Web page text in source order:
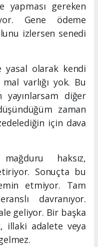
yapması gereken
Gene ödeme
izlersen senedi
yasal olarak kendi
varlığı yok. Bu
yayınlarsam diğer
zaman
için dava
haksız,
Sonuçta bu
etmiyor. Tam
davranıyor.
geliyor. Bir başka
illaki adalete veya